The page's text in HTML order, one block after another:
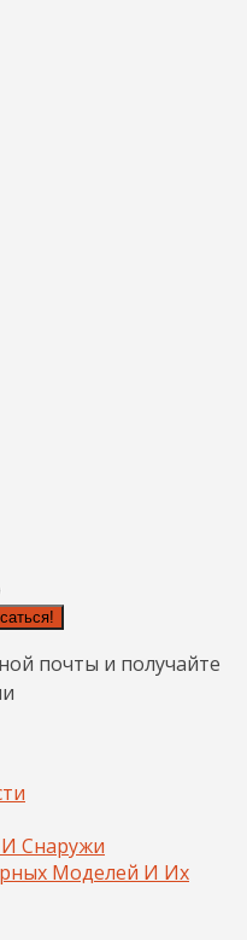
почты и получайте
Снаружи
Моделей И Их